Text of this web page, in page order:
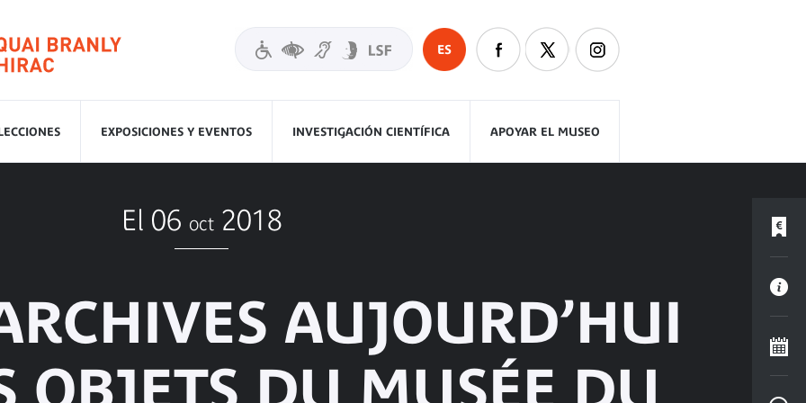
ES
EXPOSICIONES Y EVENTOS INVESTIGACIÓN CIENTÍFICA APOYAR EL MUSEO
El 06 oct 2018
AUJOURD’HUI
OBJETS DU MUSÉE DU